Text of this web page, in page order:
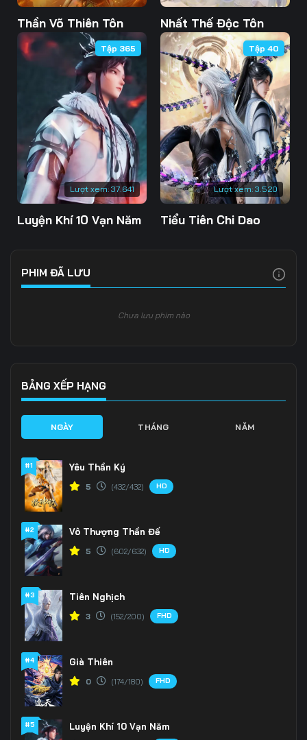
Tập 103 Tập 104 Tập 105
Tập 106 Tập 107 Tập 108
Tập 109 Tập 110 Tập 111
Tập 112 Tập 113 Tập 114
Tập 115 Tập 116 Tập 117
Tập 118 Tập 119 Tập 120
Tập 121 Tập 122 Tập 123
Tập 134
Tập 139
Tập 142
Tập 148
Tập 151
Tập 154 Tập 155
Tập 157
Tập 160
Tập 163 Tập 164
Thần Võ Thiên Tôn Nhất Thế Độc Tôn
Lượt xem: 37.641
Tập 365
Luyện Khí 10 Vạn Năm
Lượt xem: 3.520
Tập 40
Tiểu Tiên Chi Dao
PHIM ĐÃ LƯU
Chưa lưu phim nào
BẢNG XẾP HẠNG
NGÀY THÁNG NĂM
#1 Yêu Thần Ký
5 (432/432) HD
#2 Vô Thượng Thần Đế
5 (602/632) HD
#3 Tiên Nghịch
3 (152/200) FHD
#4 Già Thiên
0 (174/180) FHD
#5 Luyện Khí 10 Vạn Năm